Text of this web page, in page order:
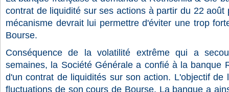
contrat de liquidité sur ses actions à partir du 22 août
mécanisme devrait lui permettre d'éviter une trop
Bourse.
Conséquence de la volatilité extrême qui a
semaines, la Société Générale a confié à la banque
d'un contrat de liquidités sur son action. L'objectif de
fluctuations de son cours de Bourse. La banque a